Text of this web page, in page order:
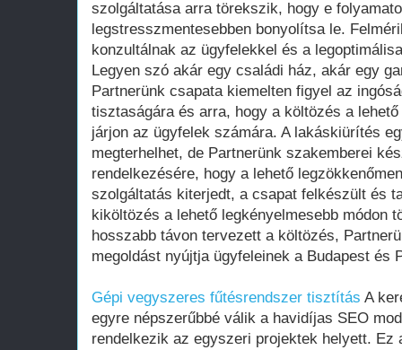
szolgáltatása arra törekszik, hogy e
legstresszmentesebben bonyolítsa le.
konzultálnak az ügyfelekkel és a
Legyen szó akár egy családi ház, akár egy
Partnerünk csapata kiemelten figyel az
tisztaságára és arra, hogy a költözés a
járjon az ügyfelek számára. A lakáskiürítés
megterhelhet, de Partnerünk szakemberei
rendelkezésére, hogy a lehető
szolgáltatás kiterjedt, a csapat felkészült és
kiköltözés a lehető legkényelmesebb módon
hosszabb távon tervezett a költözés,
megoldást nyújtja ügyfeleinek a Budapest és
Gépi vegyszeres fűtésrendszer tisztítás A
egyre népszerűbbé válik a havidíjas SEO
rendelkezik az egyszeri projektek helyett. Ez